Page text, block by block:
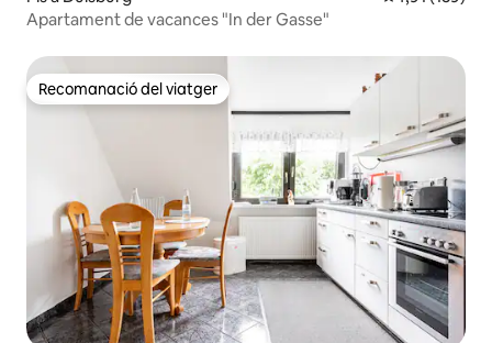
Apartament de vacances "In der Gasse"
Recomanació del viatger
Recomanació del viatger